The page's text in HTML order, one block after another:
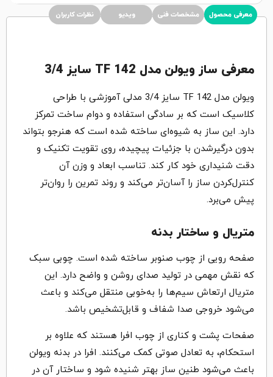
معرفی محصول مشخصات فنی ویدیو نظرات کاربران
معرفی ساز ویولن مدل TF 142 سایز 3/4
ویولن مدل TF 142 سایز 3/4 مدلی آموزشی با طراحی
کلاسیک است که بر سادگی استفاده و دوام ساخت تمرکز
دارد. این ساز به شیوه‌ای ساخته شده است که هنرجو بتواند
بدون درگیرشدن با جزئیات پیچیده، روی تقویت تکنیک و
دقت شنیداری خود کار کند. تناسب ابعاد و وزن آن
کنترل‌کردن ساز را آسان‌تر می‌کند و روند تمرین را روان‌تر
پیش می‌برد.
متریال و ساختار بدنه
صفحه رویی از چوب صنوبر ساخته شده است. چوبی سبک
که نقش مهمی در تولید صدای روشن و واضح دارد. این
متریال ارتعاش سیم‌ها را به‌خوبی منتقل می‌کند و باعث
می‌شود خروجی صدا شفاف و قابل‌تشخیص باشد.
صفحات پشت و کناری از چوب افرا هستند که علاوه بر
استحکام، به تعادل صوتی کمک می‌کنند. افرا در بدنه ویولن
باعث می‌شود طنین ساز بهتر شنیده شود و ساختار آن در